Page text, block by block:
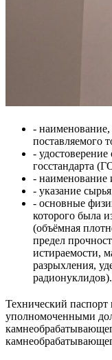
- наименование,
поставляемого
-
госстандарта
- наименование
- указание
- основные
которого была
(объёмная
предел
истираемости,
разрыхления,
радионуклидов).
Технический паспорт
уполномоченными